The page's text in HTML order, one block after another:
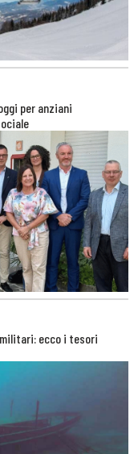
per anziani
ecco i tesori